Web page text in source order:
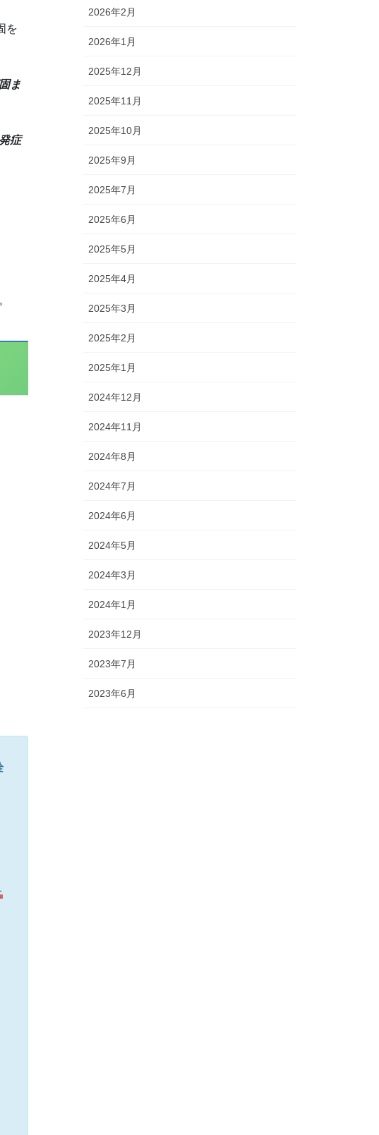
を
ま
症
2026年2月
2026年1月
2025年12月
2025年11月
2025年10月
2025年9月
2025年7月
2025年6月
2025年5月
2025年4月
2025年3月
2025年2月
2025年1月
2024年12月
2024年11月
2024年8月
2024年7月
2024年6月
2024年5月
2024年3月
2024年1月
2023年12月
2023年7月
2023年6月